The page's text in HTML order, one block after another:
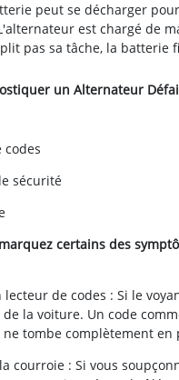
peut se décharger
est chargé de
pas sa tâche, la batterie
un Alternateur
codes
sécurité
certains des
lecteur de codes : Si le
la voiture. Un code
ne tombe complètement en
courroie : Si vous